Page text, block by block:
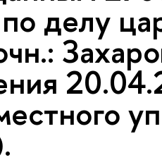
делу